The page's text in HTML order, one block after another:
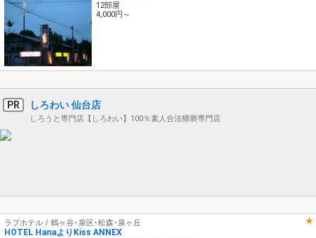
12部屋
4,000円～
PR しろわい 仙台店
しろうと専門店【しろわい】100％素人合法猥褻専門店
ラブホテル / 鶴ヶ谷･泉区･松森･泉ヶ丘
HOTEL HanaよりKiss ANNEX